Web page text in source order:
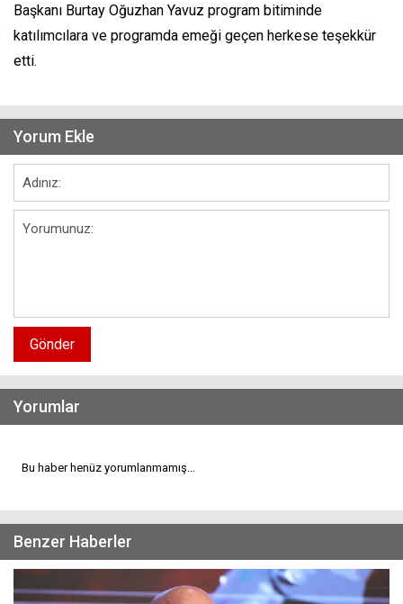
Başkanı Burtay Oğuzhan Yavuz program bitiminde
katılımcılara ve programda emeği geçen herkese teşekkür
etti.
Yorum Ekle
Gönder
Yorumlar
Bu haber henüz yorumlanmamış...
Benzer Haberler